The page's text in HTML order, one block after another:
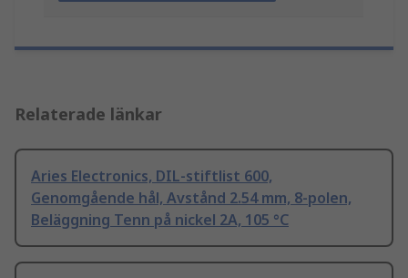
Relaterade länkar
Aries Electronics, DIL-stiftlist 600,
Genomgående hål, Avstånd 2.54 mm, 8-polen,
Beläggning Tenn på nickel 2A, 105 °C